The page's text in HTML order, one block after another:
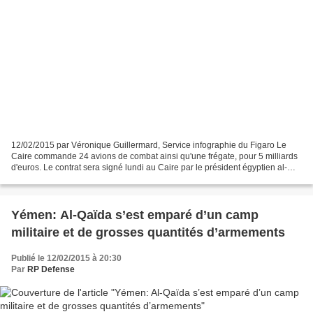
12/02/2015 par Véronique Guillermard, Service infographie du Figaro Le
Caire commande 24 avions de combat ainsi qu'une frégate, pour 5 milliards
d'euros. Le contrat sera signé lundi au Caire par le président égyptien al-
Yémen: Al-Qaïda s’est emparé d’un camp
militaire et de grosses quantités d’armements
Publié le 12/02/2015 à 20:30
Par RP Defense